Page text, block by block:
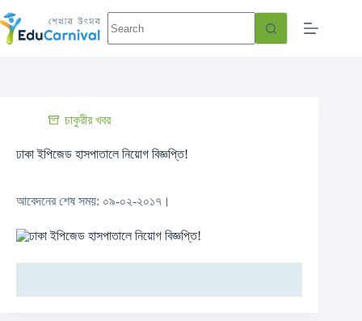
চাকুরীর খবর
ঢাকা ইপিজেড হাসপাতালে নিয়োগ বিজ্ঞপ্তি!
আবেদনের শেষ সময়: ০৯-০২-২০১৭।